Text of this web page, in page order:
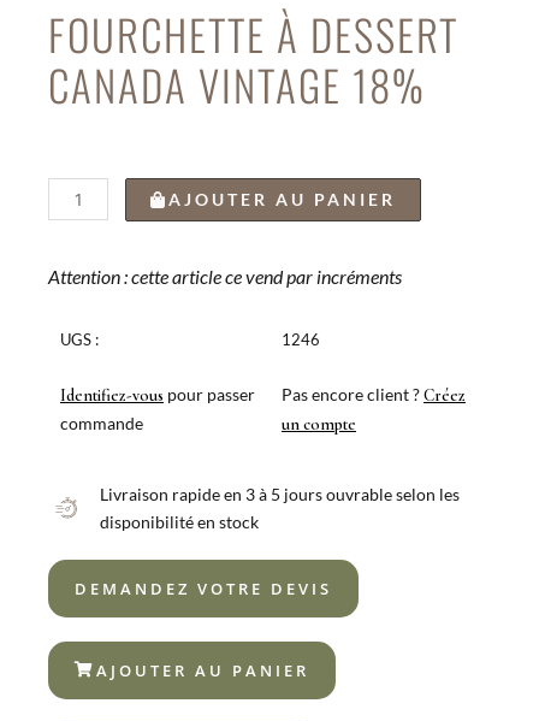
FOURCHETTE À DESSERT
CANADA VINTAGE 18%
quantité
de
À
CANADA
18%
AJOUTER AU PANIER
Attention : cette article ce vend par incréments
UGS :
Identifiez-vous pour passer
commande
1246
Pas encore client ?Créez
un compte
Livraison rapide en 3 à 5 jours ouvrable selon les
disponibilité en stock
DEMANDEZ VOTRE DEVIS
AJOUTER AU PANIER